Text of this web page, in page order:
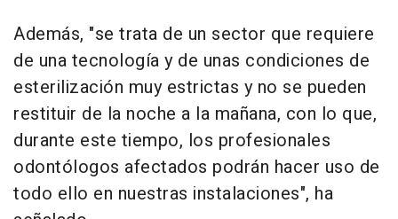
Además, "se trata de un sector que requiere
de una tecnología y de unas condiciones de
esterilización muy estrictas y no se pueden
restituir de la noche a la mañana, con lo que,
durante este tiempo, los profesionales
odontólogos afectados podrán hacer uso de
todo ello en nuestras instalaciones", ha